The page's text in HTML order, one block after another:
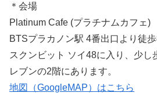
＊会場
Platinum Cafe (プラチナムカフェ)
BTSプラカノン駅 4番出口より徒歩
スクンビット ソイ48に入り、少し
レブンの2階にあります。
地図（GoogleMAP）はこちら